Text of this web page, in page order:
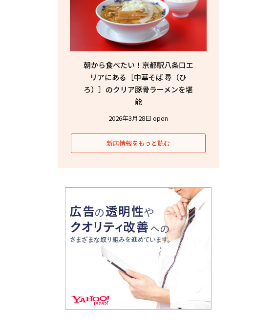
朝から食べたい！京都駅八条口エ
リアにある［中華そば 尋（ひ
ろ）］のクリア豚骨ラーメンを堪
能
2026年3月28日 open
新店情報をもっと読む